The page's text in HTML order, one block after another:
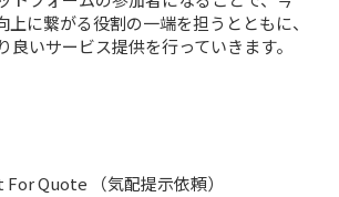
に繋がる役割の一端を担うとともに、
良いサービス提供を行っていきます。
Quote （気配提示依頼）